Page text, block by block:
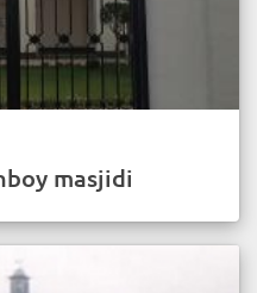
masjidi